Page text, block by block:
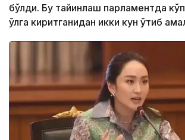
бўлди. Бу тайинлаш парламентда
қўлга киритганидан икки кун ўтиб